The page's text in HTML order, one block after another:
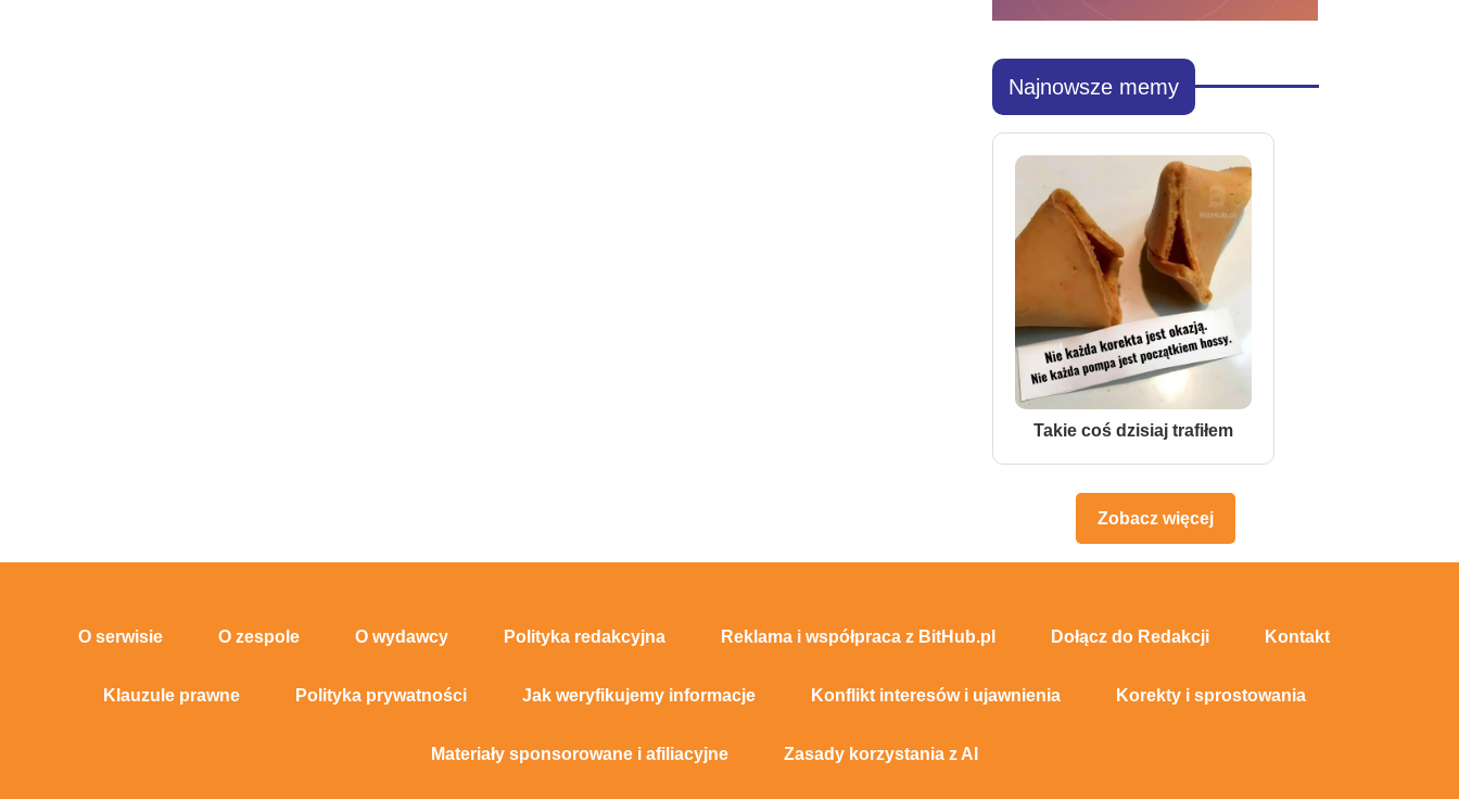
Najnowsze memy
Takie coś dzisiaj trafiłem
Zobacz więcej
O serwisie O zespole O wydawcy Polityka redakcyjna Reklama i współpraca z BitHub.pl Dołącz do Redakcji Kontakt
Klauzule prawne Polityka prywatności Jak weryfikujemy informacje Konflikt interesów i ujawnienia Korekty i sprostowania
Materiały sponsorowane i afiliacyjne Zasady korzystania z AI